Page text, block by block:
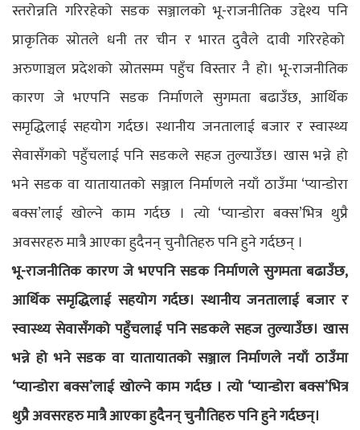
स्तरोन्नति गरिरहेको सडक सञ्जालको भू-राजनीतिक उद्देश्य पनि
प्राकृतिक स्रोतले धनी तर चीन र भारत दुवैले दावी गरिरहेको
अरुणाञ्चल प्रदेशको स्रोतसम्म पहुँच विस्तार नै हो। भू-राजनीतिक
कारण जे भएपनि सडक निर्माणले सुगमता बढाउँछ, आर्थिक
समृद्धिलाई सहयोग गर्दछ। स्थानीय जनतालाई बजार र स्वास्थ्य
सेवासँगको पहुँचलाई पनि सडकले सहज तुल्याउँछ। खास भन्ने हो
भने सडक वा यातायातको सञ्जाल निर्माणले नयाँ ठाउँमा ‘प्यान्डोरा
बक्स’लाई खोल्ने काम गर्दछ । त्यो ‘प्यान्डोरा बक्स’भित्र थुप्रै
अवसरहरु मात्रै आएका हुदैनन् चुनौतिहरु पनि हुने गर्दछन् ।
भू-राजनीतिक कारण जे भएपनि सडक निर्माणले सुगमता बढाउँछ,
आर्थिक समृद्धिलाई सहयोग गर्दछ। स्थानीय जनतालाई बजार र
स्वास्थ्य सेवासँगको पहुँचलाई पनि सडकले सहज तुल्याउँछ। खास
भन्ने हो भने सडक वा यातायातको सञ्जाल निर्माणले नयाँ ठाउँमा
‘प्यान्डोरा बक्स’लाई खोल्ने काम गर्दछ । त्यो ‘प्यान्डोरा बक्स’भित्र
थुप्रै अवसरहरु मात्रै आएका हुदैनन् चुनौतिहरु पनि हुने गर्दछन्।